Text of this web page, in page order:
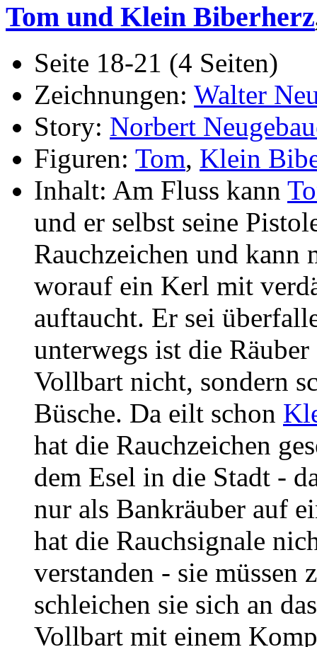
Tom und Klein Biberherz
Seite 18-21 (4 Seiten)
Zeichnungen: Walter
Story: Norbert
Figuren: Tom, Klein
Inhalt: Am Fluss kann
und er selbst seine
Rauchzeichen und
worauf ein Kerl mit
auftaucht. Er sei
unterwegs ist die
Vollbart nicht, sondern
Büsche. Da eilt schon
hat die Rauchzeichen
dem Esel in die Stadt -
nur als Bankräuber auf
hat die Rauchsignale
verstanden - sie
schleichen sie sich an
Vollbart mit einem